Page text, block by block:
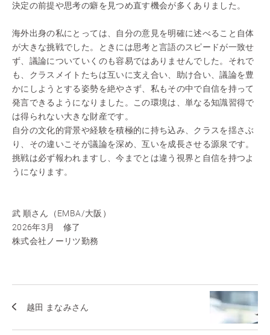
決定の前提や思考の癖を見つめ直す機会が多くありました。
海外出身の私にとっては、自分の意見を明確に述べること自体
が大きな挑戦でした。ときには思考と言語のスピードが一致せ
ず、議論についていくのも容易ではありませんでした。それで
も、クラスメイトたちは互いに支え合い、助け合い、議論を豊
かにしようとする姿勢を絶やさず、私もその中で自信を持って
発言できるようになりました。この環境は、単なる知識習得で
は得られない大きな財産です。
自分の文化的背景や経験を積極的に持ち込み、クラスを揺さぶ
り、その違いこそが議論を深め、互いを成長させる源泉です。
挑戦は必ず報われますし、今までとは違う視界と自信を持つよ
うになります。
武 順さん（EMBA/大阪）
2026年3月 修了
株式会社ノーリツ勤務
越田 まなみさん